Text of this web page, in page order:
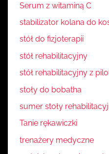
Serum z witaminą C
stabilizator kolana do
stół do fizjoterapii
stół rehabilitacyjny
stół rehabilitacyjny z
stoły do bobatha
sumer stoły
Tanie rękawiczki
trenażery medyczne